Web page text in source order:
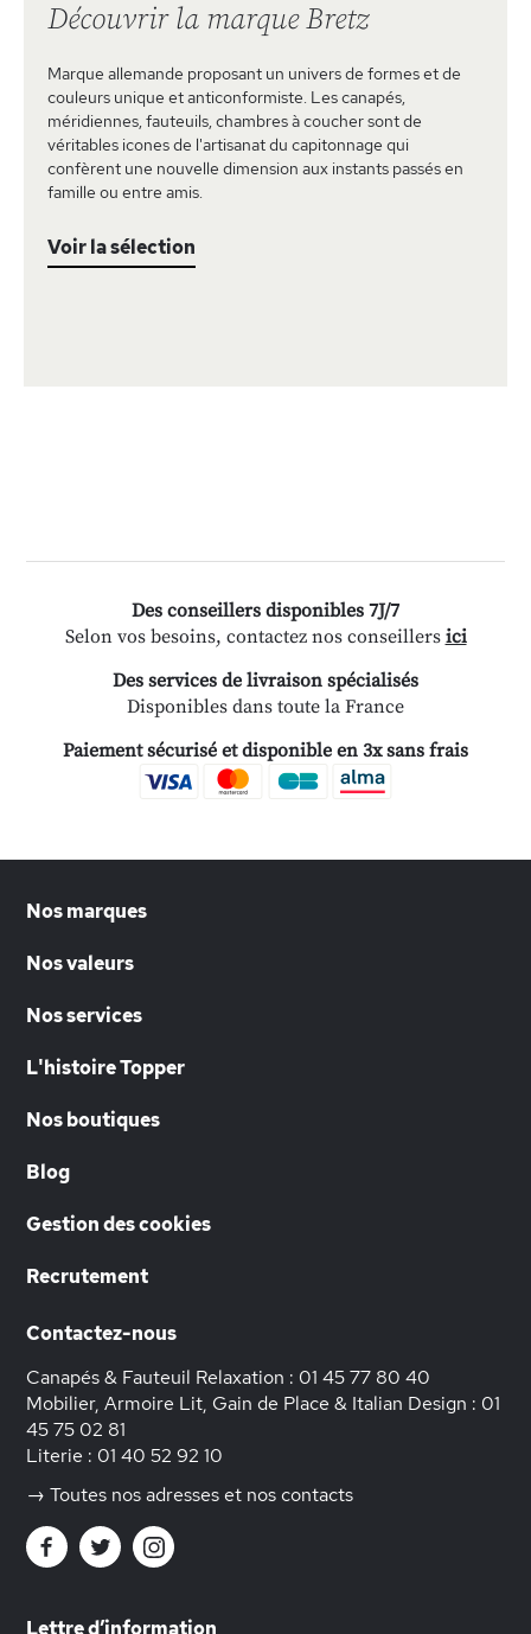
Découvrir la marque Bretz
Marque allemande proposant un univers de formes et de
couleurs unique et anticonformiste. Les canapés,
méridiennes, fauteuils, chambres à coucher sont de
véritables icones de l'artisanat du capitonnage qui
confèrent une nouvelle dimension aux instants passés en
famille ou entre amis.
Voir la sélection
Des conseillers disponibles 7J/7
Selon vos besoins, contactez nos conseillers ici
Des services de livraison spécialisés
Disponibles dans toute la France
Paiement sécurisé et disponible en 3x sans frais
Nos marques
Nos valeurs
Nos services
L'histoire Topper
Nos boutiques
Blog
Gestion des cookies
Recrutement
Contactez-nous
Canapés & Fauteuil Relaxation : 01 45 77 80 40
Mobilier, Armoire Lit, Gain de Place & Italian Design : 01
45 75 02 81
Literie : 01 40 52 92 10
→ Toutes nos adresses et nos contacts
Lettre d’information